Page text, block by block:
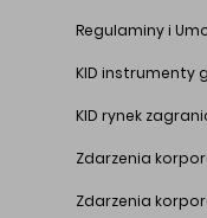
Regulaminy i
KID instrumenty
KID rynek
Zdarzenia
Zdarzenia